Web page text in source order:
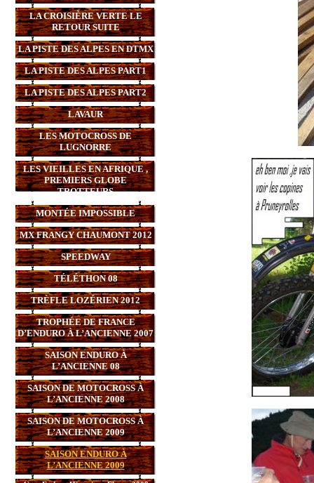
LA CROISIÈRE VERTE LE
RETOUR SUITE
LA PISTE DES ALPES EN DTMX
LA PISTE DES ALPES PART1
LA PISTE DES ALPES PART2
LAVAUR
LES MOTOCROSS DE
LUGNORRE
LES VIEILLES EN AFRIQUE ,
PREMIERS GLOBE
TROTTEURS
MONTÉE IMPOSSIBLE
MX FRANGY CHAUMONT 2012
SPEEDWAY
TÉLÉTHON 08
TRÈFLE LOZÉRIEN 2012
TROPHÉE DE FRANCE
D’ENDURO À L’ANCIENNE 2007
SAISON ENDURO À
L’ANCIENNE 08
SAISON DE MOTOCROSS À
L’ANCIENNE 2008
SAISON DE MOTOCROSS À
L’ANCIENNE 2009
SAISON ENDURO À
L’ANCIENNE 2009